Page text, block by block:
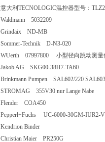
意大利TECNOLOGIC温控器型号：
Waldmann 5032209
Grindaix ND-MB
Sommer-Technik D-N3-020
WUerth 07997800 小型径向跳动测
Jakob AG SKG00-38H7-TA60
Brinkmann Pumpen SAL602/220
STROMAG 355V30 nur Lange Nabe
Flender COA450
Pepperl+Fuchs UC-6000-30GM-
Kendrion Binder
Christian Maier PR250G